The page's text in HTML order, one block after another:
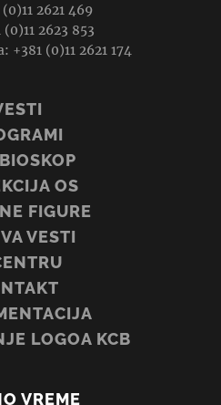
2621 469
2623 853
+381 (0)11 2621 174
OS
FIGURE
VESTI
LOGOA KCB
VREME